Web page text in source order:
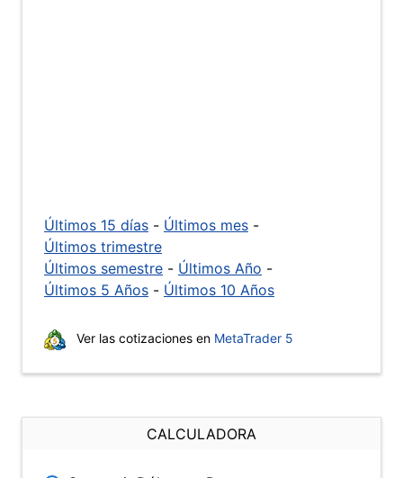
Últimos 15 días - Últimos mes -
Últimos trimestre
Últimos semestre - Últimos Año -
Últimos 5 Años - Últimos 10 Años
Ver las cotizaciones en MetaTrader 5
CALCULADORA